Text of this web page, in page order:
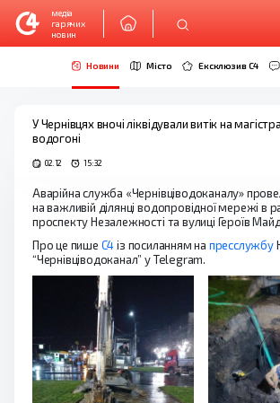
медіа
гарячих
новин
Новини Місто Ексклюзив C4
У Чернівцях вночі ліквідували витік на
водогоні
02.12 15:32
Аварійна служба «Чернівціводоканалу»
на важливій ділянці водопровідної мережі в
проспекту Незалежності та вулиці Героїв
Про це пише C4із посиланням на пресслужбу
“Чернівціводоканал” у Telegram.